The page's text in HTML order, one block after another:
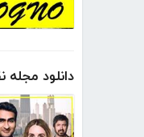
دانلود